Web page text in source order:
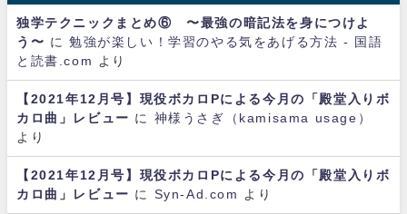
独学テクニックまとめ⑥ 〜最強の暗記法を身につけよ
う〜 に勉強が楽しい！学習のやる気をあげる方法 - 国語
と読書.com
より
【2021年12月号】現役ボカロPによる今月の「殿堂入りボ
カロ曲」レビュー に 神様うさぎ（kamisama usage）
より
【2021年12月号】現役ボカロPによる今月の「殿堂入りボ
カロ曲」レビュー に Syn-Ad.com より